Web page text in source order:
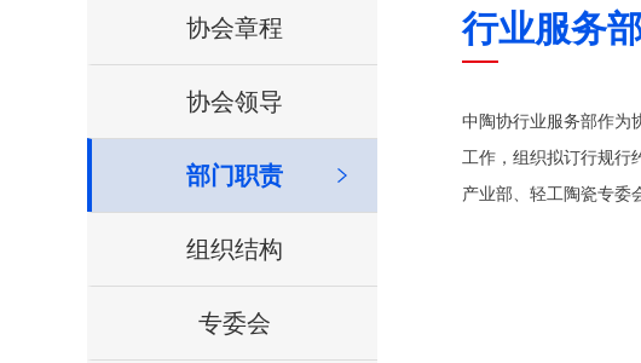
协会章程
协会领导
部门职责
组织结构
专委会
行业服务
中陶协行业服务部作为
工作，组织拟订行规行
产业部、轻工陶瓷专委